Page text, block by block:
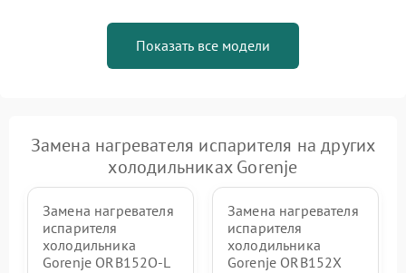
Показать все модели
Замена нагревателя испарителя на других
холодильниках Gorenje
Замена нагревателя
испарителя
холодильника
Gorenje ORB152O-L
Замена нагревателя
испарителя
холодильника
Gorenje ORB152X